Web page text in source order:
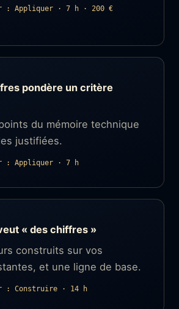
: Appliquer · 7 h · 200 €
pondère un critère
du mémoire technique
justifiées.
: Appliquer · 7 h
« des chiffres »
construits sur vos
et une ligne de base.
: Construire · 14 h